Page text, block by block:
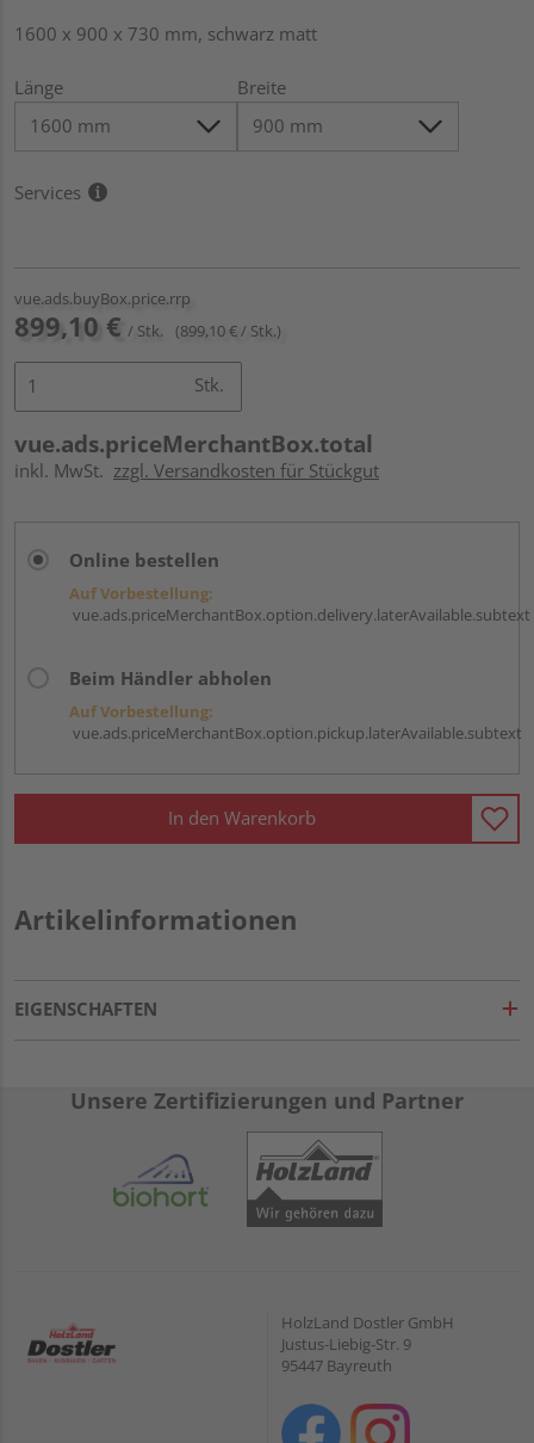
1600 x 900 x 730 mm, schwarz matt
Länge Breite
Services
vue.ads.buyBox.price.rrp
899,10 € / Stk. (899,10 € / Stk.)
Stk.
vue.ads.priceMerchantBox.total
inkl. MwSt. zzgl. Versandkosten für Stückgut
Online bestellen
Auf Vorbestellung:
vue.ads.priceMerchantBox.option.delivery.laterAvailable.subtext
Beim Händler abholen
Auf Vorbestellung:
vue.ads.priceMerchantBox.option.pickup.laterAvailable.subtext
In den Warenkorb
Artikelinformationen
EIGENSCHAFTEN
Unsere Zertifizierungen und Partner
HolzLand Dostler GmbH
Justus-Liebig-Str. 9
95447 Bayreuth